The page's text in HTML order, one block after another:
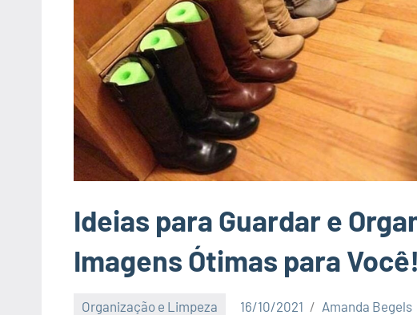
Ideias para Guardar e
Imagens Ótimas para Você!
Organização e Limpeza 16/10/2021 Amanda Begels